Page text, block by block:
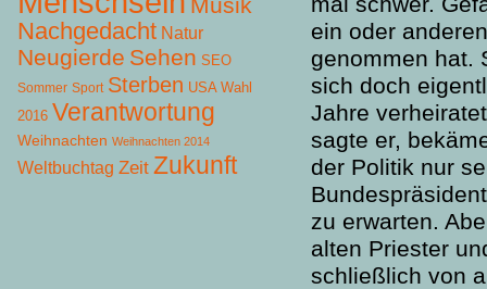
ein oder
genommen hat.
sich doch
Jahre
sagte er,
der Politik nur
zu erwarten.
alten Priester
schließlich von
Nachgedacht Natur
Neugierde Sehen SEO
Sommer Sport Sterben USA Wahl
2016 Verantwortung
Weihnachten Weihnachten 2014
Weltbuchtag Zeit Zukunft